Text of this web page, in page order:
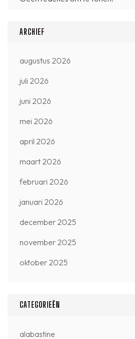
ARCHIEF
augustus 2026
juli 2026
juni 2026
mei 2026
april 2026
maart 2026
februari 2026
januari 2026
december 2025
november 2025
oktober 2025
CATEGORIEËN
alabastine